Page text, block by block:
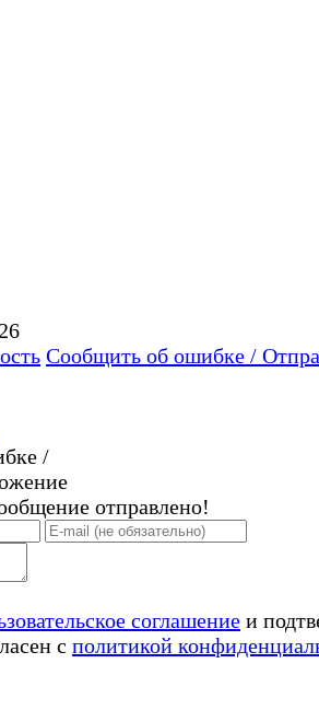
Сообщить об ошибке /
/
отправлено!
соглашение и
с политикой